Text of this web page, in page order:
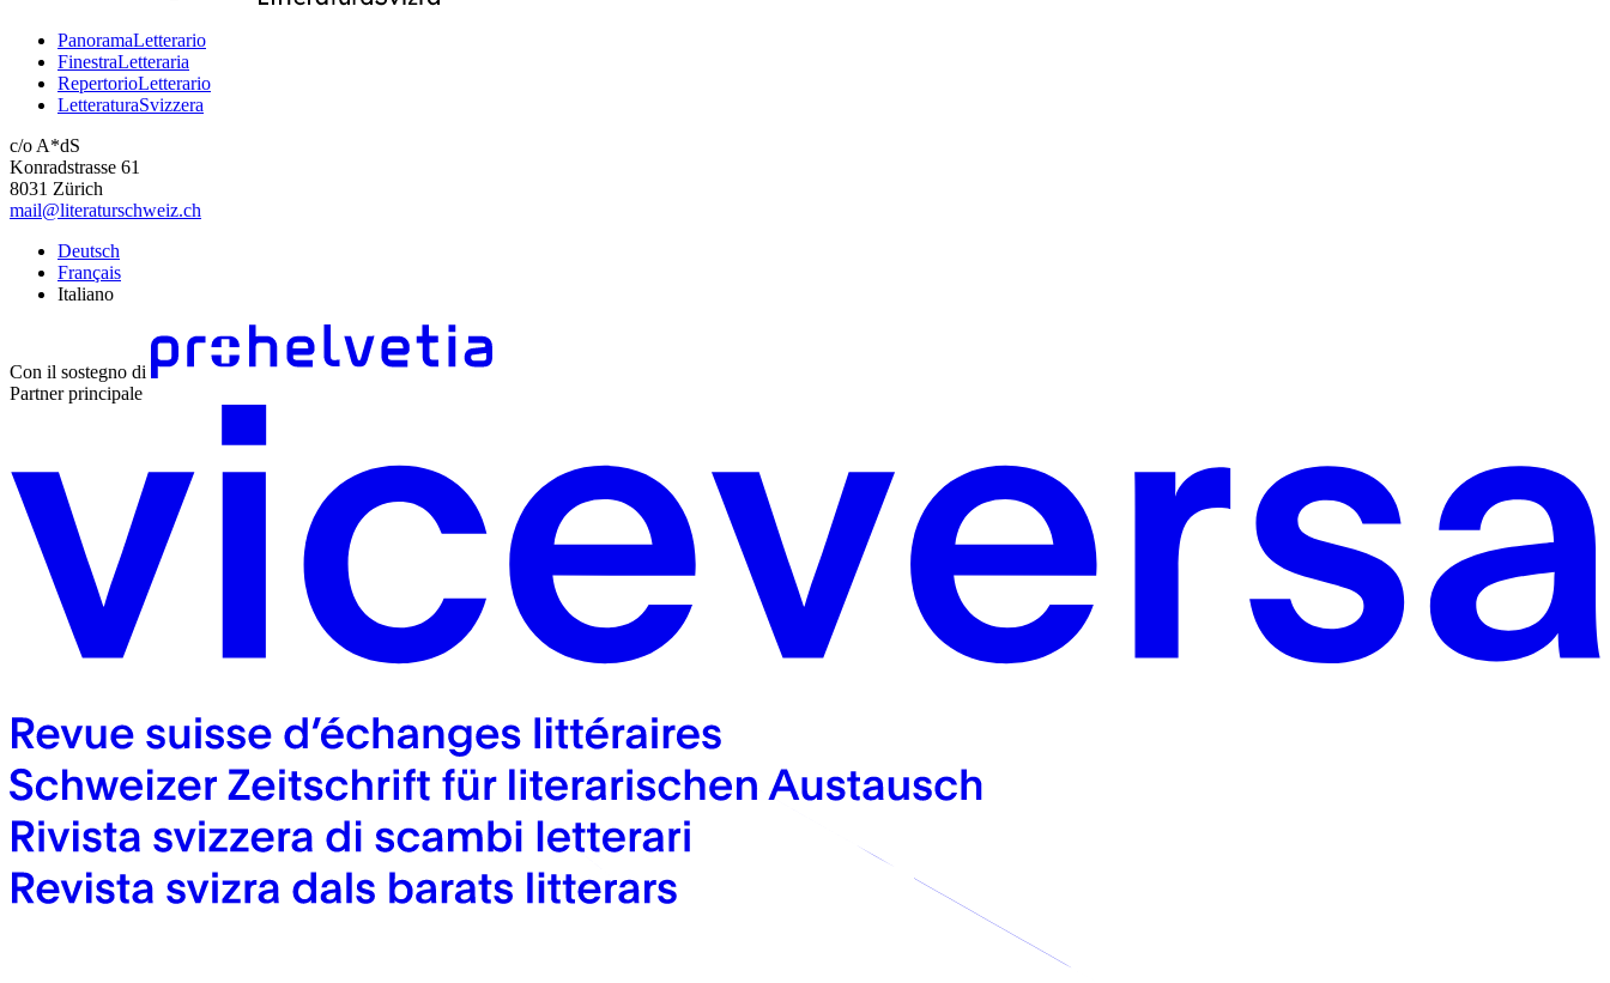
PanoramaLetterario
FinestraLetteraria
RepertorioLetterario
LetteraturaSvizzera
c/o A*dS
Konradstrasse 61
8031 Zürich
mail@literaturschweiz.ch
Deutsch
Français
Italiano
Con il sostegno di
Partner principale